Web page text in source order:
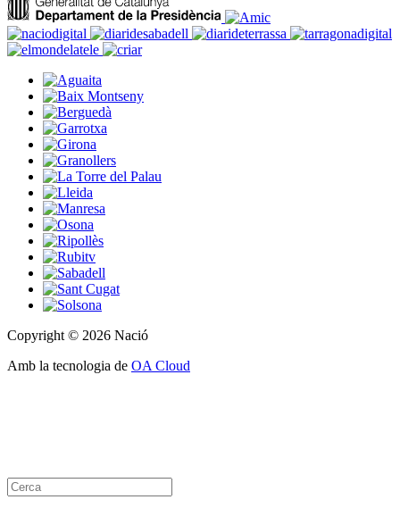
Copyright © 2026 Nació
Amb la tecnologia de OA Cloud